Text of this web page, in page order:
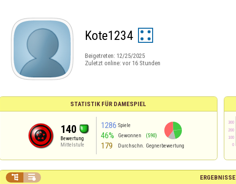
Kote1234
Beigetreten: 12/25/2025
Zuletzt online: vor 16 Stunden
STATISTIK FÜR DAMESPIEL
140
Bewertung
Mittelstufe
1286 Spiele
46% Gewonnen (590)
179 Durchschn. Gegnerbewertung
ERGEBNISSE
 